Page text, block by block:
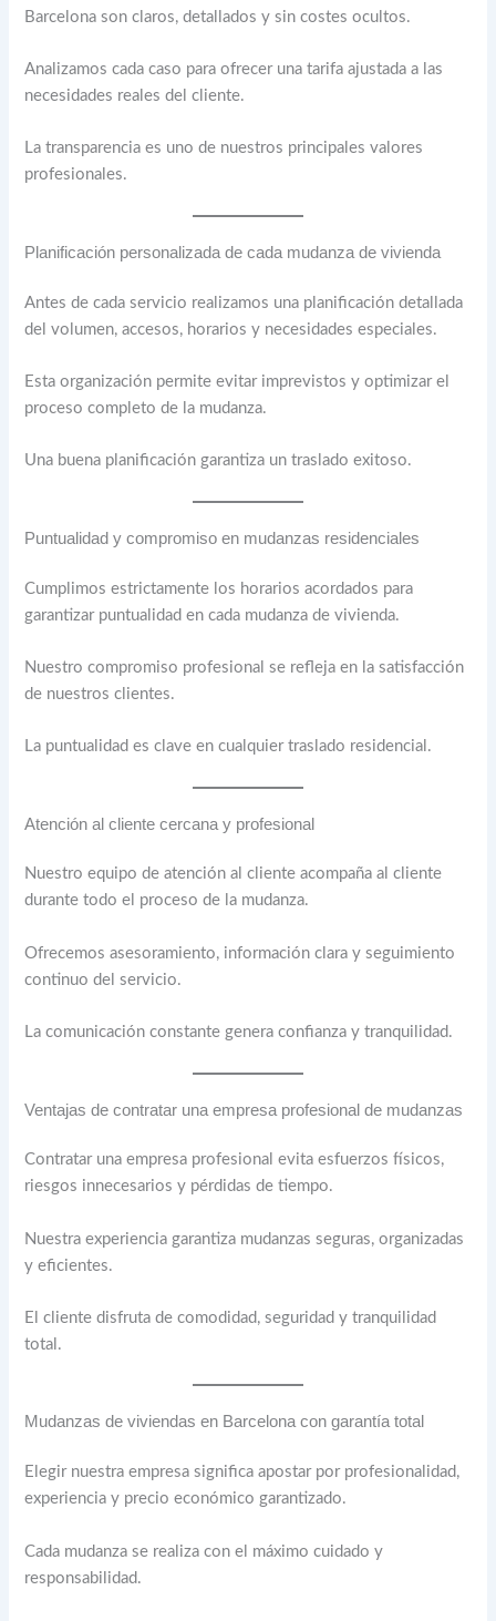
Barcelona son claros, detallados y sin costes ocultos.
Analizamos cada caso para ofrecer una tarifa ajustada a las
necesidades reales del cliente.
La transparencia es uno de nuestros principales valores
profesionales.
Planificación personalizada de cada mudanza de vivienda
Antes de cada servicio realizamos una planificación detallada
del volumen, accesos, horarios y necesidades especiales.
Esta organización permite evitar imprevistos y optimizar el
proceso completo de la mudanza.
Una buena planificación garantiza un traslado exitoso.
Puntualidad y compromiso en mudanzas residenciales
Cumplimos estrictamente los horarios acordados para
garantizar puntualidad en cada mudanza de vivienda.
Nuestro compromiso profesional se refleja en la satisfacción
de nuestros clientes.
La puntualidad es clave en cualquier traslado residencial.
Atención al cliente cercana y profesional
Nuestro equipo de atención al cliente acompaña al cliente
durante todo el proceso de la mudanza.
Ofrecemos asesoramiento, información clara y seguimiento
continuo del servicio.
La comunicación constante genera confianza y tranquilidad.
Ventajas de contratar una empresa profesional de mudanzas
Contratar una empresa profesional evita esfuerzos físicos,
riesgos innecesarios y pérdidas de tiempo.
Nuestra experiencia garantiza mudanzas seguras, organizadas
y eficientes.
El cliente disfruta de comodidad, seguridad y tranquilidad
total.
Mudanzas de viviendas en Barcelona con garantía total
Elegir nuestra empresa significa apostar por profesionalidad,
experiencia y precio económico garantizado.
Cada mudanza se realiza con el máximo cuidado y
responsabilidad.